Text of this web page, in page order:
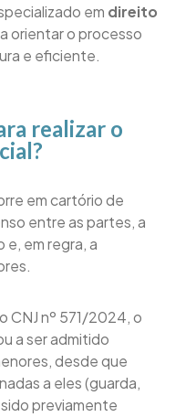
em direito
orientar o processo
e eficiente.
realizar o
em cartório de
entre as partes, a
em regra, a
CNJ nº 571/2024, o
a ser admitido
desde que
a eles (guarda,
previamente